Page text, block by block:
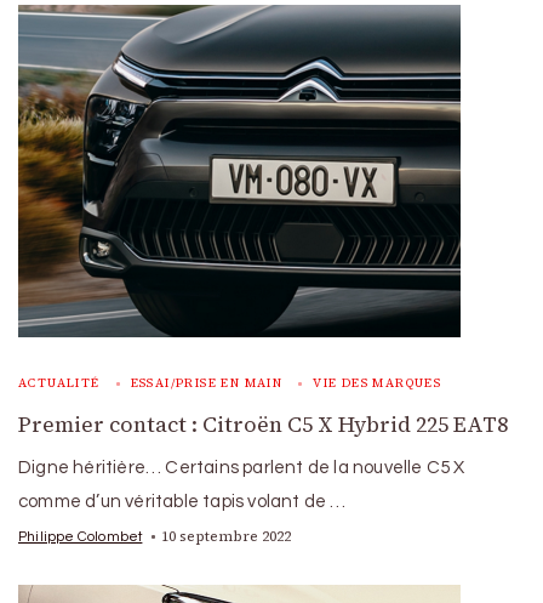
ACTUALITÉ ESSAI/PRISE EN MAIN VIE DES MARQUES
Premier contact : Citroën C5 X Hybrid 225 EAT8
Digne héritière… Certains parlent de la nouvelle C5 X
comme d’un véritable tapis volant de …
Philippe Colombet 10 septembre 2022